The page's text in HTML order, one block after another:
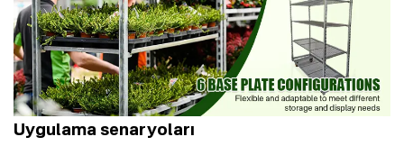
Uygulama senaryoları